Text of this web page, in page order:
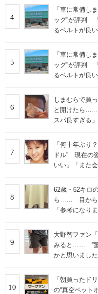
4
「車に常備し
ッグ”が評判
るベルトが良い
5
「車に常備し
ッグ”が評判
るベルトが良い
6
しまむらで買
と開けたら……
スパ良すぎる」
7
「何十年ぶり
ドル” 現在の
いい」「また
8
62歳・62キロ
ら…… 目から
「参考になり
9
大野智ファン
みると…… ‟驚
かと思いました
10
「朝買ったド
の“真空ペット